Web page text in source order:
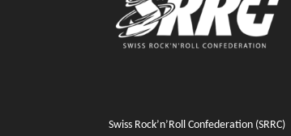
Swiss Rock’n’Roll Confederation (SRRC)